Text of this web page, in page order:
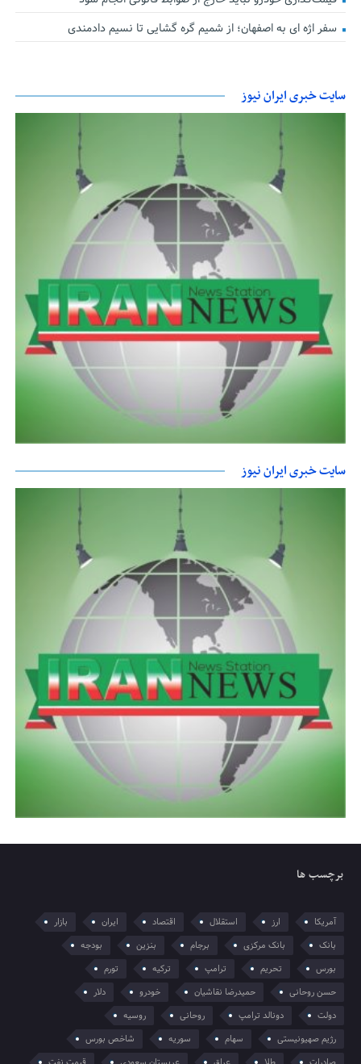
سفر اژه ای به اصفهان؛ از شمیم گره گشایی تا نسیم دادمندی
سایت خبری ایران نیوز
سایت خبری ایران نیوز
برچسب ها
آمریکا ارز استقلال اقتصاد ایران
بازار
بانک
بانک مرکزی برجام بنزین
بودجه
بورس
تحریم ترامپ ترکیه
تورم
حسن روحانی
حمیدرضا نقاشیان خودرو
دلار
دولت
دونالد ترامپ روحانی
روسیه
رژیم صهیونیستی
سهام سوریه
شاخص بورس